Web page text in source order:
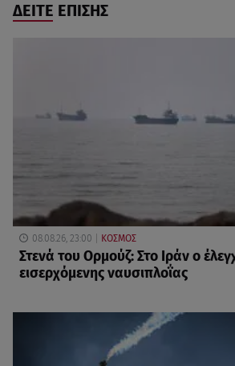
ΔΕΙΤΕ ΕΠΙΣΗΣ
08.08.26, 23:00 ΚΟΣΜΟΣ
Στενά του Ορμούζ: Στο Ιράν ο
εισερχόμενης ναυσιπλοΐας